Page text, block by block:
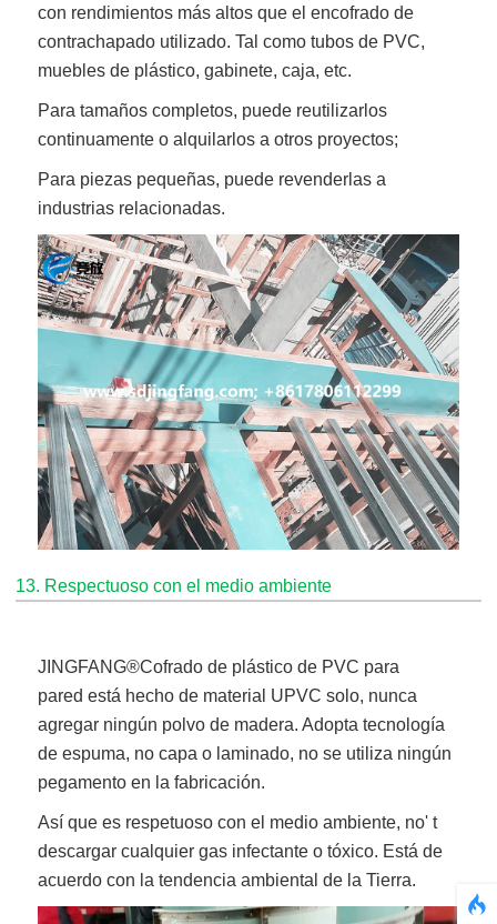
con rendimientos más altos que el encofrado de
contrachapado utilizado. Tal como tubos de PVC,
muebles de plástico, gabinete, caja, etc.
Para tamaños completos, puede reutilizarlos
continuamente o alquilarlos a otros proyectos;
Para piezas pequeñas, puede revenderlas a
industrias relacionadas.
13. Respectuoso con el medio ambiente
JINGFANG®Cofrado de plástico de PVC para
pared está hecho de material UPVC solo, nunca
agregar ningún polvo de madera. Adopta tecnología
de espuma, no capa o laminado, no se utiliza ningún
pegamento en la fabricación.
Así que es respetuoso con el medio ambiente, no' t
descargar cualquier gas infectante o tóxico. Está de
acuerdo con la tendencia ambiental de la Tierra.